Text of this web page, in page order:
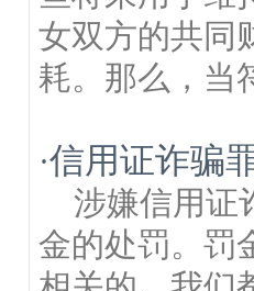
女双方的共同
耗。那么，当
·信用证诈骗
涉嫌信用证
金的处罚。罚